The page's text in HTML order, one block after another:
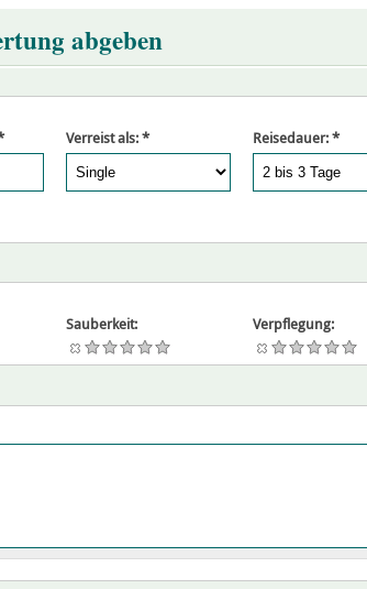
abgeben
Verreist als:* Reisedauer:*
Sauberkeit: Verpflegung: